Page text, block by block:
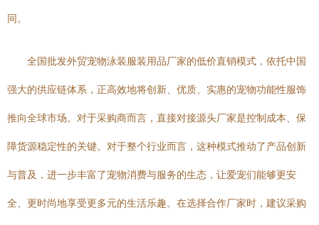
同。
全国批发外贸宠物泳装服装用品厂家的低价直销模式，依托中国
强大的供应链体系，正高效地将创新、优质、实惠的宠物功能性服饰
推向全球市场。对于采购商而言，直接对接源头厂家是控制成本、保
障货源稳定性的关键。对于整个行业而言，这种模式推动了产品创新
与普及，进一步丰富了宠物消费与服务的生态，让爱宠们能够更安
全、更时尚地享受更多元的生活乐趣。在选择合作厂家时，建议采购